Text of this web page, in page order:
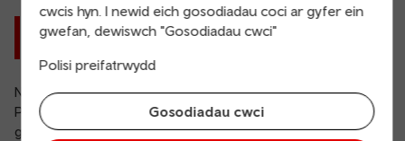
cwcis hyn. I newid eich gosodiadau coci ar gyfer ein
gwefan, dewiswch "Gosodiadau cwci"
Polisi preifatrwydd
Gosodiadau cwci
Croeso i Glwb 60
Nid oes gennym unrhyw gynigion Clwb 60 ar hyn o bryd.
Peidiwch â phoeni, fe roddwn wybod i chi yma pan fydd
gennym gynnig ar gael.